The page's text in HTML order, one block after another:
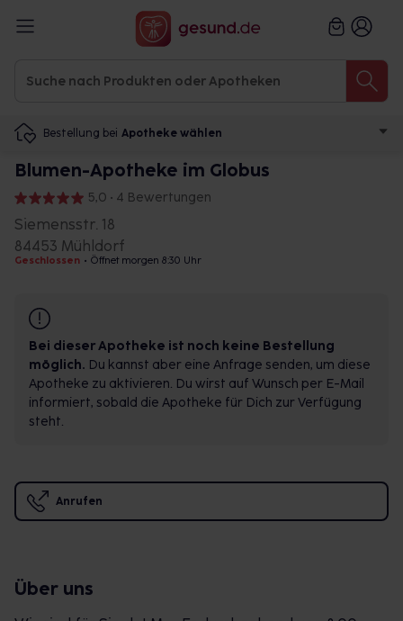
Bestellung bei Apotheke wählen
Blumen-Apotheke im Globus
5,0 • 4 Bewertungen
Siemensstr. 18
84453 Mühldorf
Geschlossen • Öffnet morgen 8:30 Uhr
Bei dieser Apotheke ist noch keine Bestellung
möglich. Du kannst aber eine Anfrage senden, um diese
Apotheke zu aktivieren. Du wirst auf Wunsch per E-Mail
informiert, sobald die Apotheke für Dich zur Verfügung
steht.
Anrufen
Über uns